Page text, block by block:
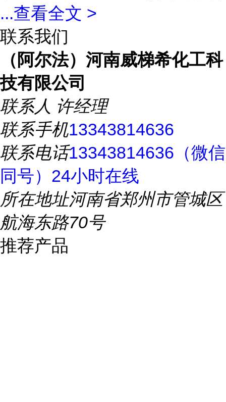
...查看全文 >
联系我们
（阿尔法）河南威梯希化工科
技有限公司
联系人 许经理
联系手机13343814636
联系电话13343814636（微信
同号）24小时在线
所在地址河南省郑州市管城区
航海东路70号
推荐产品